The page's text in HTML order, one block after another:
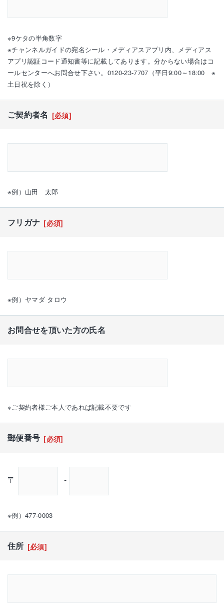
※9ケタの半角数字
※チャンネルガイドの宛名シール・メディアスアプリ内、メディアス
アプリ認証コード通知書等に記載してあります。分からない場合はコ
ールセンターへお問合せ下さい。0120-23-7707（平日9:00～18:00 ※
土日祝を除く）
ご契約者名 [必須]
※例）山田 太郎
フリガナ [必須]
※例）ヤマダ タロウ
お問合せを頂いた方の氏名
※ご契約者様ご本人であれば記載不要です
郵便番号 [必須]
〒 -
※例）477-0003
住所 [必須]